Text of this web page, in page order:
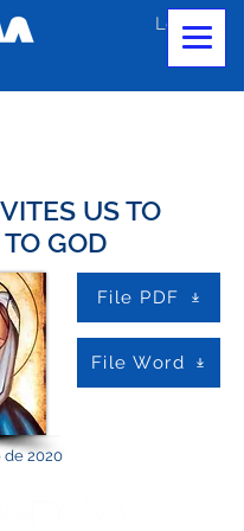
Login
US TO
GOD
File PDF
File Word
de 2020